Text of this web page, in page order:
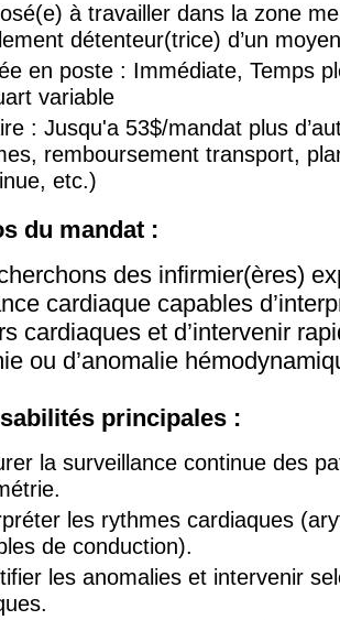
à travailler dans la zone
détenteur(trice) d’un
en poste : Immédiate, Temps
variable
: Jusqu'a 53$/mandat plus
remboursement transport,
etc.)
du mandat :
des infirmier(ères)
cardiaque capables
cardiaques et d’intervenir
ou d’anomalie
principales :
la surveillance continue des
les rythmes cardiaques
de conduction).
les anomalies et intervenir